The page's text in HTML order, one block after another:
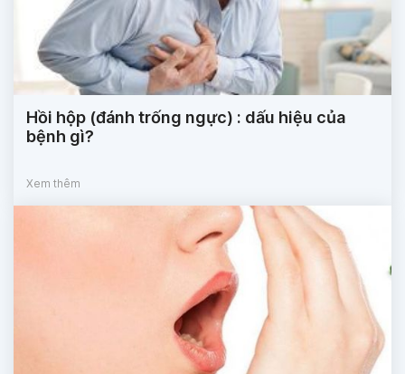
Hồi hộp (đánh trống ngực) : dấu hiệu của
bệnh gì?
Xem thêm